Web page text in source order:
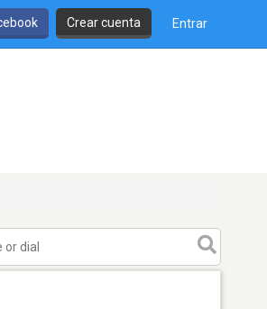
Crear cuenta Entrar